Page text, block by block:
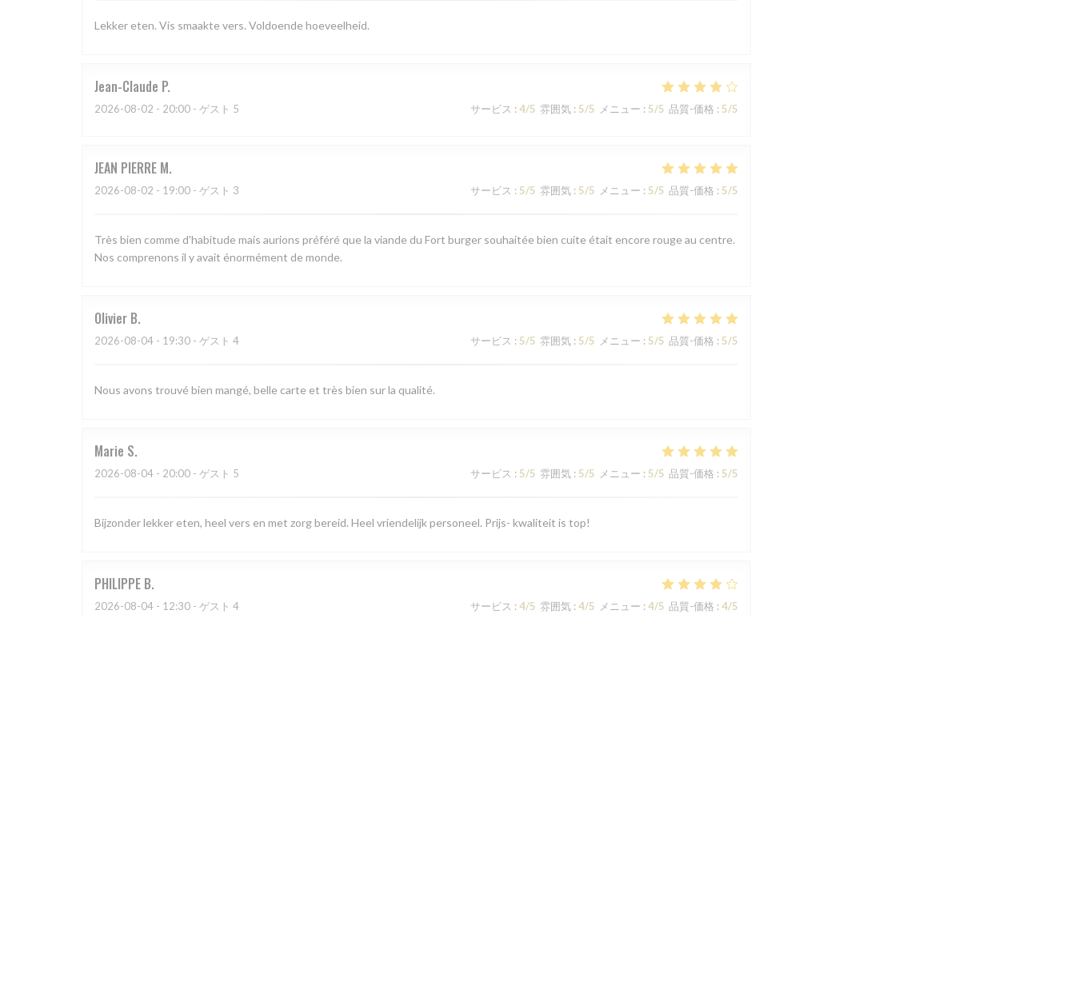
Lekker eten. Vis smaakte vers. Voldoende hoeveelheid.
Jean-Claude P
2026-08-02 - 20:00 - ゲスト 5 サービス : 4/5 雰囲気 : 5/5 メニュー : 5/5 品質-価格 : 5/5
JEAN PIERRE M
2026-08-02 - 19:00 - ゲスト 3 サービス : 5/5 雰囲気 : 5/5 メニュー : 5/5 品質-価格 : 5/5
Très bien comme d'habitude mais aurions préféré que la viande du Fort burger souhaitée bien cuite était encore rouge au centre.
Nos comprenons il y avait énormément de monde.
Olivier B
2026-08-04 - 19:30 - ゲスト 4 サービス : 5/5 雰囲気 : 5/5 メニュー : 5/5 品質-価格 : 5/5
Nous avons trouvé bien mangé, belle carte et très bien sur la qualité.
Marie S
2026-08-04 - 20:00 - ゲスト 5 サービス : 5/5 雰囲気 : 5/5 メニュー : 5/5 品質-価格 : 5/5
Bijzonder lekker eten, heel vers en met zorg bereid. Heel vriendelijk personeel. Prijs- kwaliteit is top!
PHILIPPE B
2026-08-04 - 12:30 - ゲスト 4 サービス : 4/5 雰囲気 : 4/5 メニュー : 4/5 品質-価格 : 4/5